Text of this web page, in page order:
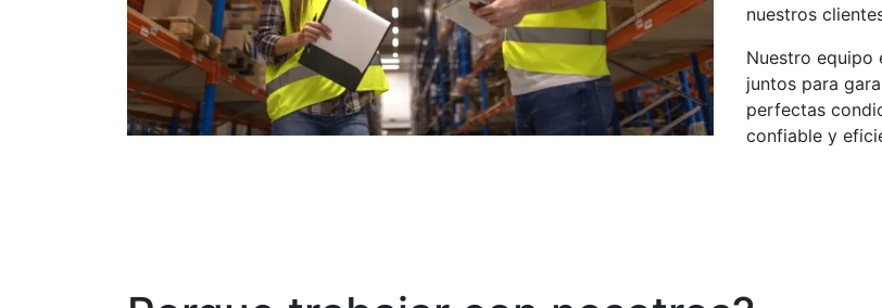
nuestros
Nuestro equipo
juntos para
perfectas
confiable y